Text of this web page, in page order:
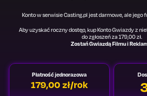
Konto w serwisie Casting.pl jest darmowe, ale jego
Aby uzyskać roczny dostęp, kup Konto Gwiazdy z
do zgłoszeń za 179,00 zł.
Zostań Gwiazdą Filmu i
Płatność jednorazowa
179,00 zł/rok